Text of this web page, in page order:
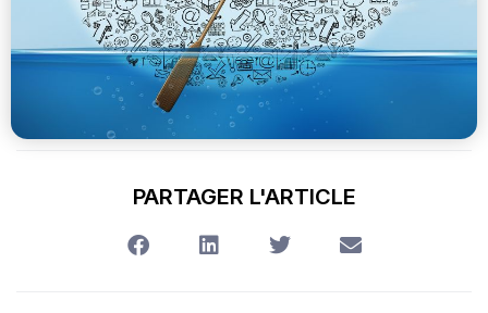
PARTAGER L'ARTICLE